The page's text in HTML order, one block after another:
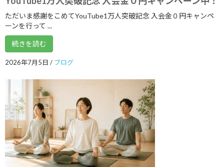
2026年4月
2026年3月
2026年2月
2026年1月
2025年11月
2025年10月
2025年9月
2025年8月
ただいま感謝をこめてYouTube1万人突破記念 入会金０円キャンペ
ーンを行って ...
続きを読む
2026年7月5日 / ブログ